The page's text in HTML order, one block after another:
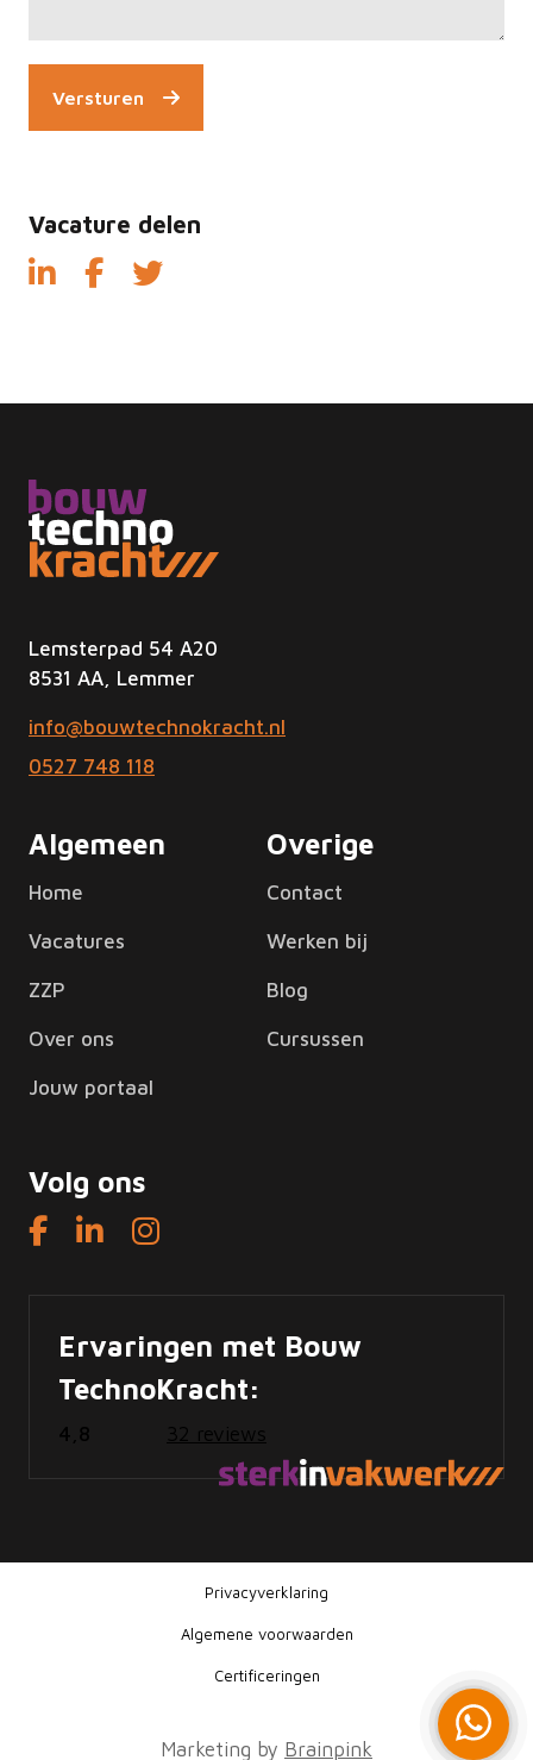
Versturen
Vacature delen
Lemsterpad 54 A20
8531 AA, Lemmer
info@bouwtechnokracht.nl
0527 748 118
Algemeen
Home
Vacatures
ZZP
Over ons
Jouw portaal
Overige
Contact
Werken bij
Blog
Cursussen
Volg ons
Ervaringen met Bouw
TechnoKracht:
4,8 32 reviews
Privacyverklaring
Algemene voorwaarden
Certificeringen
Marketing by Brainpink